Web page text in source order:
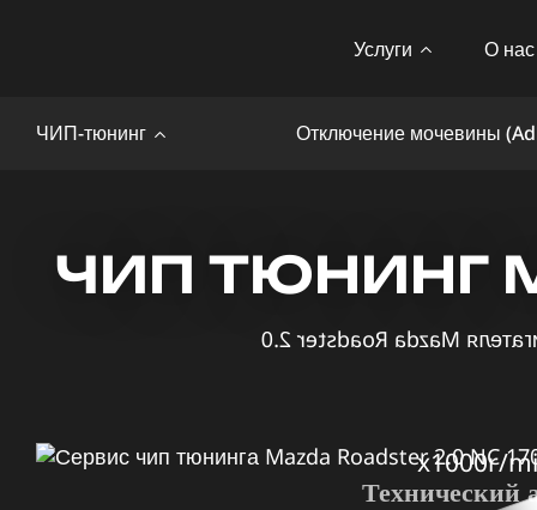
Услуги О нас
ЧИП-тюнинг Отключение мочевины
ЧИП ТЮНИНГ
x1000r/
Технический